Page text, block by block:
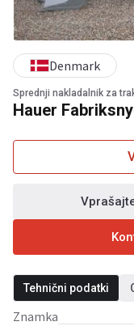
Sprednji nakladalnik za
Hauer
Denmark
Tehnični podatki
Znamka